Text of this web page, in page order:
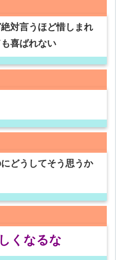
対言うほど惜しまれ
喜ばれない
どうしてそう思うか
くなるな